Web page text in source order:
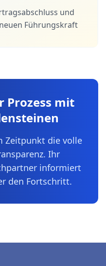
und
Führungskraft
Prozess mit
Zeitpunkt die volle
Ihr
informiert
den Fortschritt.